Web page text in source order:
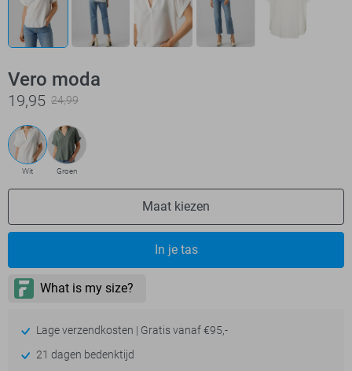
Vero moda
19,95 24,99
Wit Groen
Maat kiezen
In je tas
Lage verzendkosten | Gratis vanaf €95,-
21 dagen bedenktijd